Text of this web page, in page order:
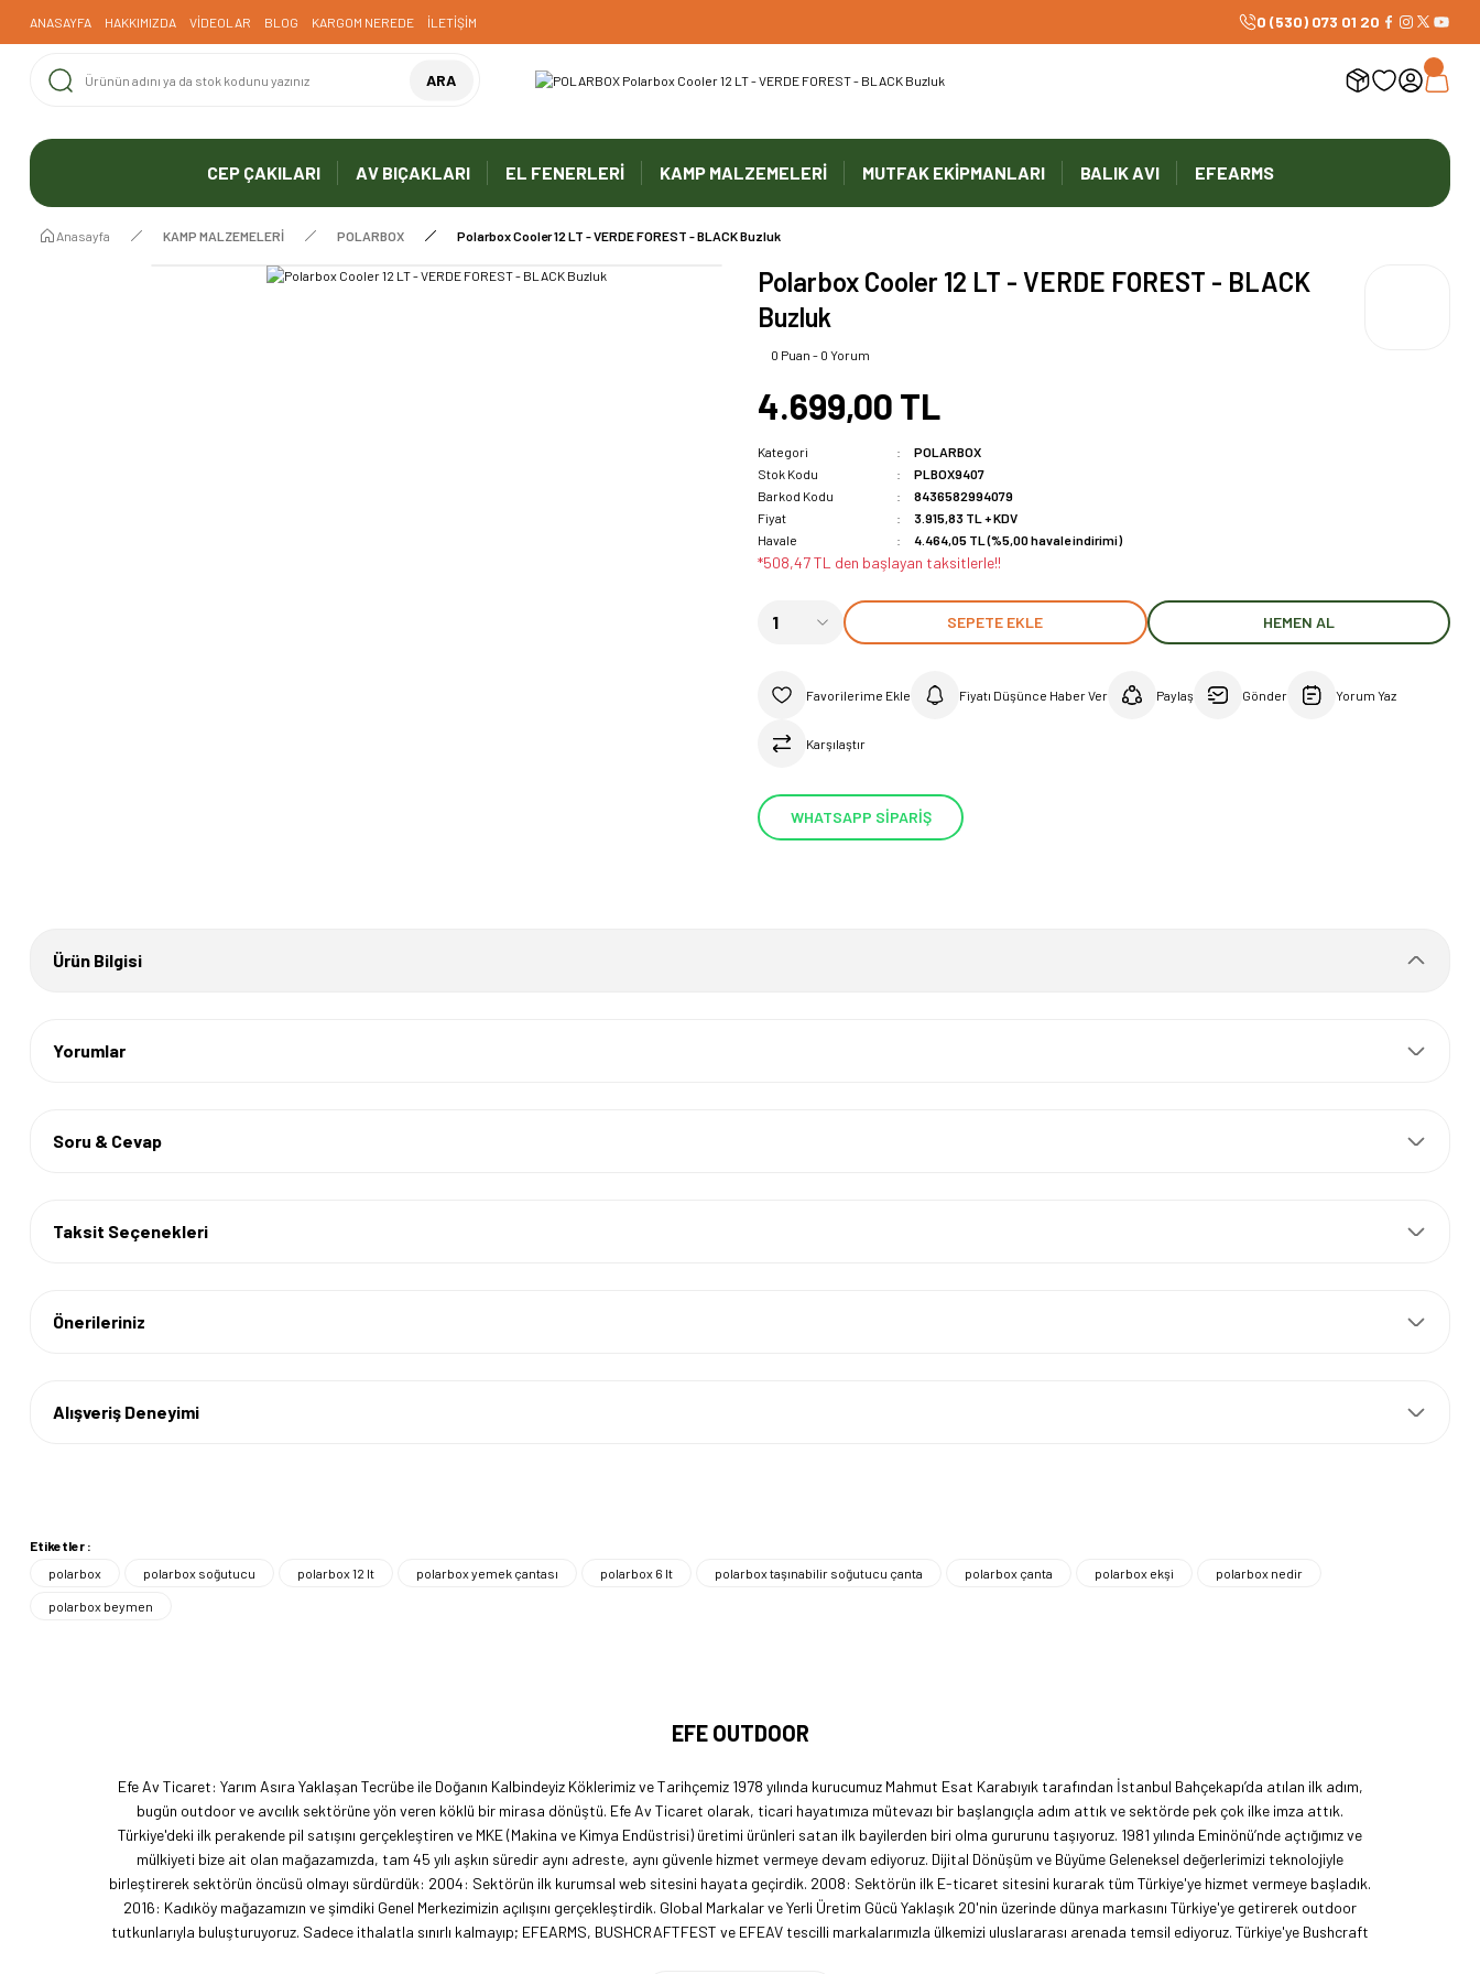
ANASAYFA HAKKIMIZDA VİDEOLAR BLOG KARGOM NEREDE İLETİŞİM
UYARI ! KARGOLAR 13 TEMMUZ 2026 YAPILACAK
1000 TL ve Üzeri Ücretsiz Kargo
1000 TL ve Üzeri Ücretsiz Kargo
0 (530) 073 01 20
ARA
CEP ÇAKILARI AV BIÇAKLARI EL FENERLERİ KAMP MALZEMELERİ MUTFAK EKİPMANLARI BALIK AVI EFEARMS
Anasayfa KAMP MALZEMELERİ POLARBOX Polarbox Cooler 12 LT - VERDE FOREST - BLACK Buzluk
Polarbox Cooler 12 LT - VERDE FOREST - BLACK
Buzluk
0 Puan - 0 Yorum
4.699,00 TL
Kategori
POLARBOX
Stok Kodu
PLBOX9407
Barkod Kodu
8436582994079
Fiyat
3.915,83 TL + KDV
Havale
4.464,05 TL (%5,00 havale indirimi)
*508,47 TL den başlayan taksitlerle!!
SEPETE EKLE HEMEN AL
Fiyatı Düşünce Haber Ver Paylaş Gönder Yorum Yaz
Karşılaştır
WHATSAPP SİPARİŞ
Ürün Bilgisi
Yorumlar
Soru & Cevap
Taksit Seçenekleri
Önerileriniz
Alışveriş Deneyimi
Etiketler :
polarbox
polarbox soğutucu polarbox 12 lt polarbox yemek çantası polarbox 6 lt polarbox taşınabilir soğutucu çanta polarbox çanta polarbox ekşi polarbox nedir
polarbox beymen
EFE OUTDOOR
Efe Av Ticaret: Yarım Asıra Yaklaşan Tecrübe ile Doğanın Kalbindeyiz Köklerimiz ve Tarihçemiz 1978 yılında kurucumuz Mahmut Esat Karabıyık tarafından İstanbul Bahçekapı’da atılan ilk adım,
bugün outdoor ve avcılık sektörüne yön veren köklü bir mirasa dönüştü. Efe Av Ticaret olarak, ticari hayatımıza mütevazı bir başlangıçla adım attık ve sektörde pek çok ilke imza attık.
Türkiye'deki ilk perakende pil satışını gerçekleştiren ve MKE (Makina ve Kimya Endüstrisi) üretimi ürünleri satan ilk bayilerden biri olma gururunu taşıyoruz. 1981 yılında Eminönü’nde açtığımız ve
mülkiyeti bize ait olan mağazamızda, tam 45 yılı aşkın süredir aynı adreste, aynı güvenle hizmet vermeye devam ediyoruz. Dijital Dönüşüm ve Büyüme Geleneksel değerlerimizi teknolojiyle
birleştirerek sektörün öncüsü olmayı sürdürdük: 2004: Sektörün ilk kurumsal web sitesini hayata geçirdik. 2008: Sektörün ilk E-ticaret sitesini kurarak tüm Türkiye'ye hizmet vermeye başladık.
2016: Kadıköy mağazamızın ve şimdiki Genel Merkezimizin açılışını gerçekleştirdik. Global Markalar ve Yerli Üretim Gücü Yaklaşık 20'nin üzerinde dünya markasını Türkiye'ye getirerek outdoor
tutkunlarıyla buluşturuyoruz. Sadece ithalatla sınırlı kalmayıp; EFEARMS, BUSHCRAFTFEST ve EFEAV tescilli markalarımızla ülkemizi uluslararası arenada temsil ediyoruz. Türkiye'ye Bushcraft